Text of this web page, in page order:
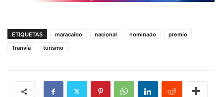
ETIQUETAS maracaibo nacional nominado
premio
Tranvía
turismo